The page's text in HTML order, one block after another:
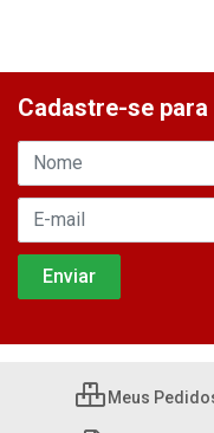
Cadastre-se
Meus